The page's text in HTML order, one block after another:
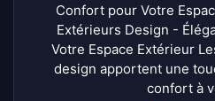
Confort pour Votre
Extérieurs Design -
Votre Espace Extérieur
design apportent une
confort à